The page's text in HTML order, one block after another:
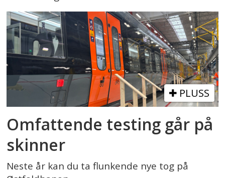
PLUSS
Omfattende testing går på
skinner
Neste år kan du ta flunkende nye tog på